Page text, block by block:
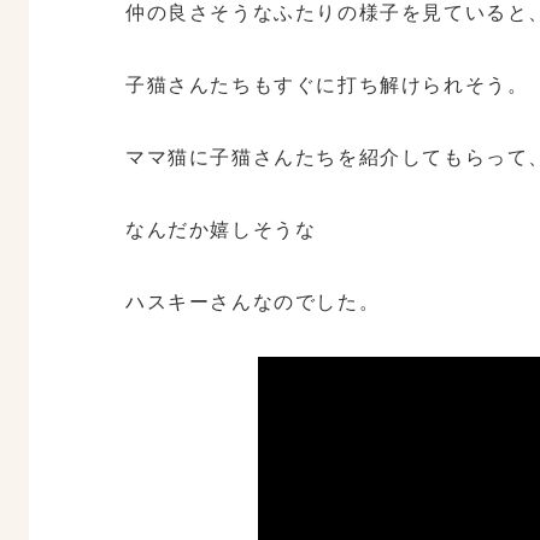
仲の良さそうなふたりの様子を見ていると
子猫さんたちもすぐに打ち解けられそう。
ママ猫に子猫さんたちを紹介してもらって
なんだか嬉しそうな
ハスキーさんなのでした。